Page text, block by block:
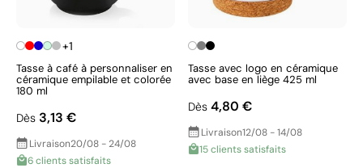
+1
Tasse à café à personnaliser en
céramique empilable et colorée
180 ml
Dès 3,13 €
Livraison20/08 - 24/08
6 clients satisfaits
Tasse avec logo en céramique
avec base en liège 425 ml
Dès 4,80 €
Livraison12/08 - 14/08
15 clients satisfaits